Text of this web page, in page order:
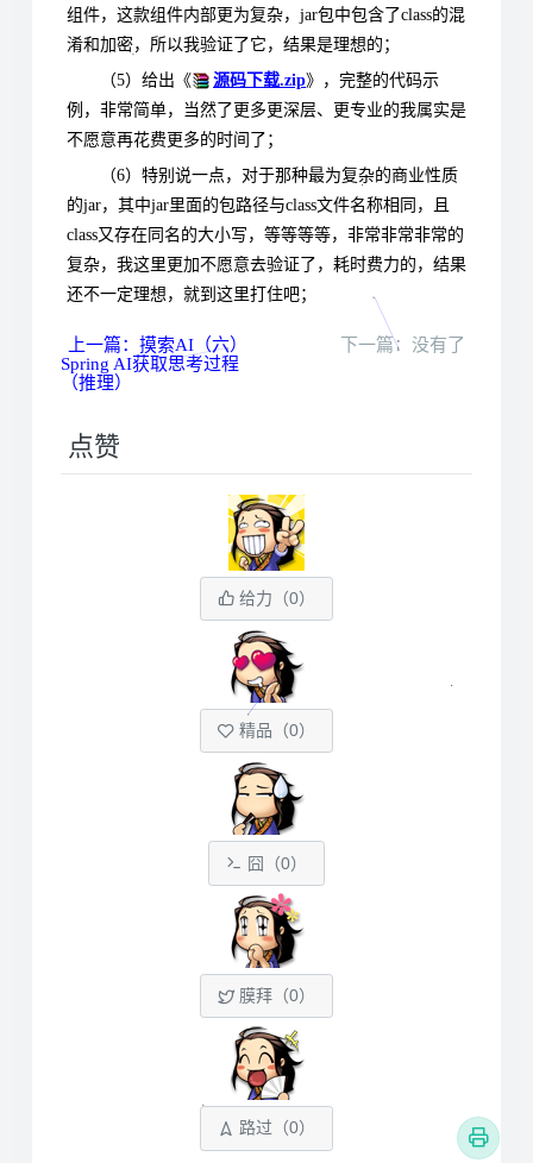
组件，这款组件内部更为复杂，jar包中包含了class的混
淆和加密，所以我验证了它，结果是理想的；
（5）给出《
源码下载.zip》，完整的代码示
例，非常简单，当然了更多更深层、更专业的我属实是
不愿意再花费更多的时间了；
（6）特别说一点，对于那种最为复杂的商业性质
的jar，其中jar里面的包路径与class文件名称相同，且
class又存在同名的大小写，等等等等，非常非常非常的
复杂，我这里更加不愿意去验证了，耗时费力的，结果
还不一定理想，就到这里打住吧；
上一篇：摸索AI（六）
Spring AI获取思考过程
（推理）
下一篇：没有了
点赞
给力（0）
精品（0）
囧（0）
膜拜（0）
路过（0）